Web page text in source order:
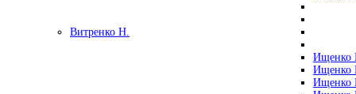
Витренко Н.
Ищенко
Ищенко
Ищенко